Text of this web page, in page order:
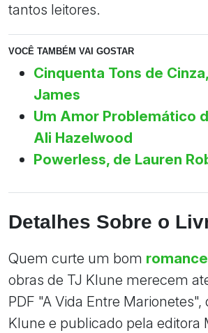
tantos leitores.
VOCÊ TAMBÉM VAI GOSTAR
Cinquenta Tons de
James
Um Amor Problemático
Ali Hazelwood
Powerless, de Lauren
Detalhes Sobre o
Quem curte um bom romance
obras de TJ Klune merecem
PDF "A Vida Entre Marionetes",
Klune e publicado pela editora